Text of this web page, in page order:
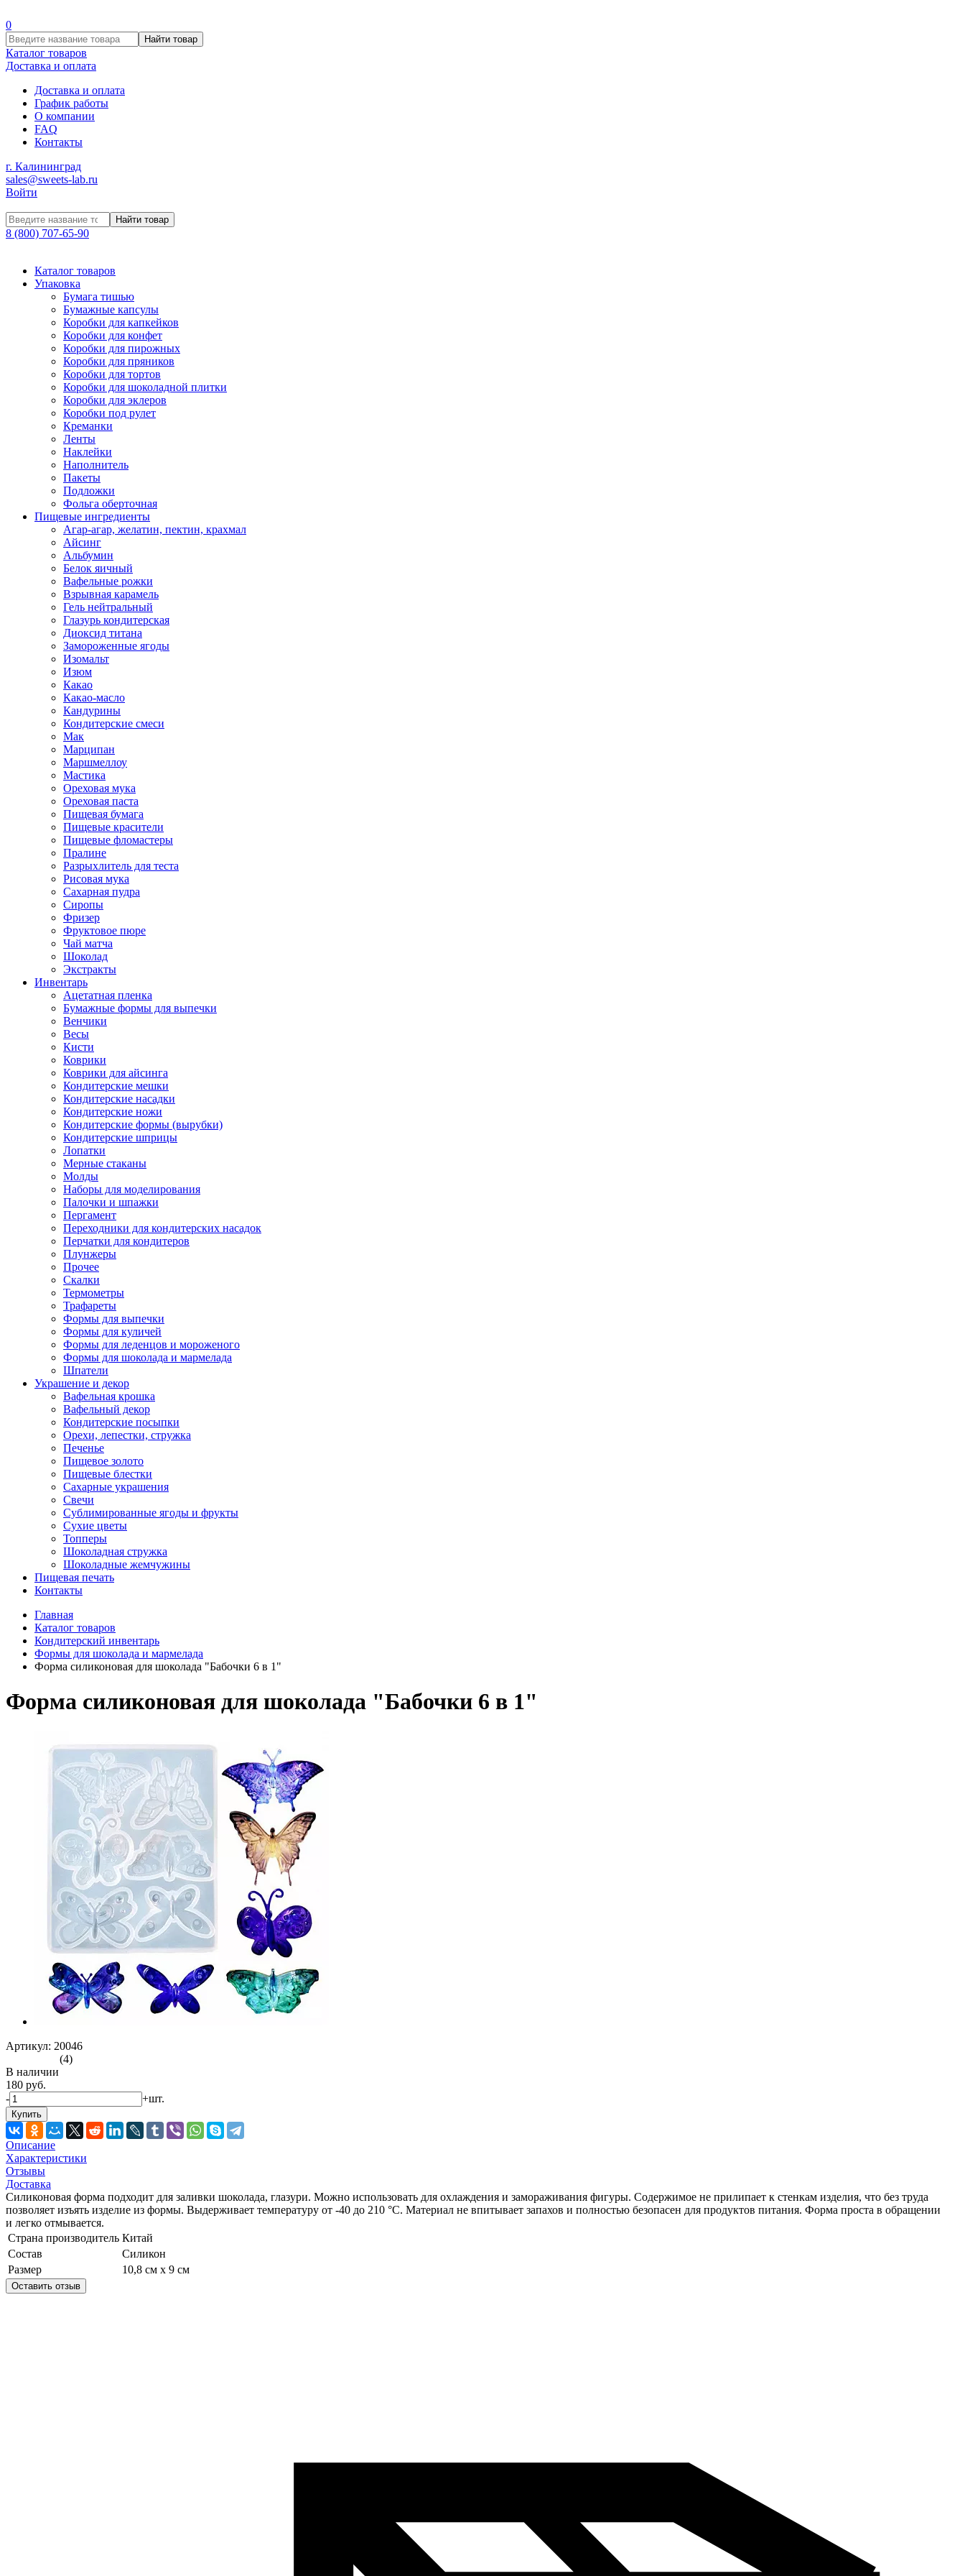
0
Найти товар
Каталог товаров
Доставка и оплата
Доставка и оплата
График работы
О компании
FAQ
Контакты
г. Калининград
sales@sweets-lab.ru
Войти
Найти товар
8 (800) 707-65-90
Каталог товаров
Упаковка
Бумага тишью
Бумажные капсулы
Коробки для капкейков
Коробки для конфет
Коробки для пирожных
Коробки для пряников
Коробки для тортов
Коробки для шоколадной плитки
Коробки для эклеров
Коробки под рулет
Креманки
Ленты
Наклейки
Наполнитель
Пакеты
Подложки
Фольга оберточная
Пищевые ингредиенты
Агар-агар, желатин, пектин, крахмал
Айсинг
Альбумин
Белок яичный
Вафельные рожки
Взрывная карамель
Гель нейтральный
Глазурь кондитерская
Диоксид титана
Замороженные ягоды
Изомальт
Изюм
Какао
Какао-масло
Кандурины
Кондитерские смеси
Мак
Марципан
Маршмеллоу
Мастика
Ореховая мука
Ореховая паста
Пищевая бумага
Пищевые красители
Пищевые фломастеры
Пралине
Разрыхлитель для теста
Рисовая мука
Сахарная пудра
Сиропы
Фризер
Фруктовое пюре
Чай матча
Шоколад
Экстракты
Инвентарь
Ацетатная пленка
Бумажные формы для выпечки
Венчики
Весы
Кисти
Коврики
Коврики для айсинга
Кондитерские мешки
Кондитерские насадки
Кондитерские ножи
Кондитерские формы (вырубки)
Кондитерские шприцы
Лопатки
Мерные стаканы
Молды
Наборы для моделирования
Палочки и шпажки
Пергамент
Переходники для кондитерских насадок
Перчатки для кондитеров
Плунжеры
Прочее
Скалки
Термометры
Трафареты
Формы для выпечки
Формы для куличей
Формы для леденцов и мороженого
Формы для шоколада и мармелада
Шпатели
Украшение и декор
Вафельная крошка
Вафельный декор
Кондитерские посыпки
Орехи, лепестки, стружка
Печенье
Пищевое золото
Пищевые блестки
Сахарные украшения
Свечи
Сублимированные ягоды и фрукты
Сухие цветы
Топперы
Шоколадная стружка
Шоколадные жемчужины
Пищевая печать
Контакты
Главная
Каталог товаров
Кондитерский инвентарь
Формы для шоколада и мармелада
Форма силиконовая для шоколада "Бабочки 6 в 1"
Форма силиконовая для шоколада "Бабочки 6 в 1"
Артикул: 20046
(4)
В наличии
180 руб.
-
+шт.
Купить
Описание
Характеристики
Отзывы
Доставка
Силиконовая форма подходит для заливки шоколада, глазури. Можно использовать для охлаждения и замораживания фигуры. Содержимое не прилипает к стенкам изделия, что без труда
позволяет изъять изделие из формы. Выдерживает температуру от -40 до 210 °С. Материал не впитывает запахов и полностью безопасен для продуктов питания. Форма проста в обращении
и легко отмывается.
Страна производитель Китай
Состав
Силикон
Размер
10,8 см х 9 см
Оставить отзыв